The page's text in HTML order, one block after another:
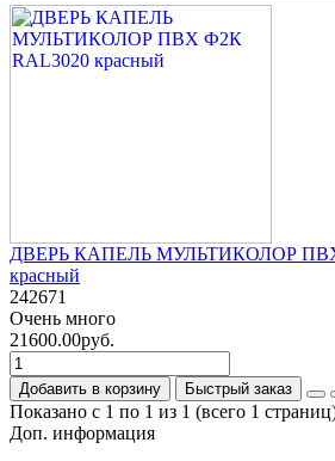
ДВЕРЬ КАПЕЛЬ МУЛЬТИКОЛОР
красный
242671
Очень много
21600.00руб.
Добавить в корзину Быстрый заказ
Показано с 1 по 1 из 1 (всего 1
Доп. информация